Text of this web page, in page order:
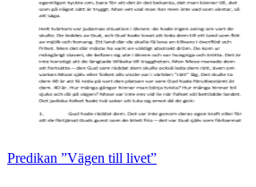
Predikan ”Vägen till livet”